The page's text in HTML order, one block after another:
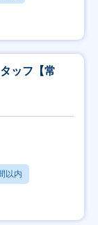
ッフ【常
以内